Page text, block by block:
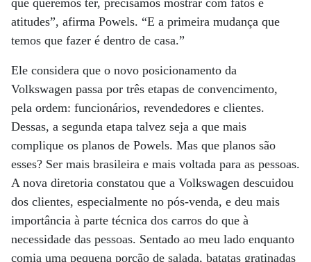
que queremos ter, precisamos mostrar com fatos e
atitudes”, afirma Powels. “E a primeira mudança que
temos que fazer é dentro de casa.”
Ele considera que o novo posicionamento da
Volkswagen passa por três etapas de convencimento,
pela ordem: funcionários, revendedores e clientes.
Dessas, a segunda etapa talvez seja a que mais
complique os planos de Powels. Mas que planos são
esses? Ser mais brasileira e mais voltada para as pessoas.
A nova diretoria constatou que a Volkswagen descuidou
dos clientes, especialmente no pós-venda, e deu mais
importância à parte técnica dos carros do que à
necessidade das pessoas. Sentado ao meu lado enquanto
comia uma pequena porção de salada, batatas gratinadas